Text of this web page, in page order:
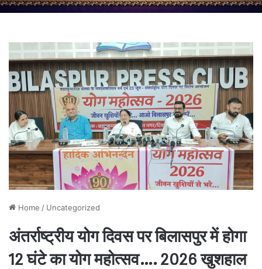
Home / Uncategorized
अंतर्राष्ट्रीय योग दिवस पर बिलासपुर में होगा
12 घंटे का योग महोत्सव…. 2026 खुशहाल